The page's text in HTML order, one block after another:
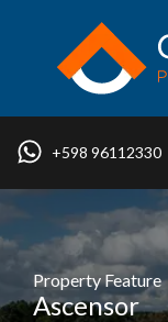
+598 96112330
Property Feature
Ascensor